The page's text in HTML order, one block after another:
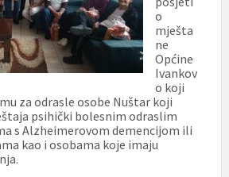
o
mješta
ne
Općine
Ivankov
o koji
za odrasle osobe Nuštar koji
psihički bolesnim odraslim
s Alzheimerovom demencijom ili
kao i osobama koje imaju